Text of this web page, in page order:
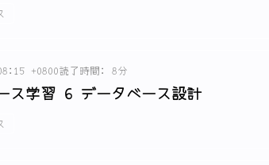
+0800読了時間: 8分
ス学習 6 データベース設計